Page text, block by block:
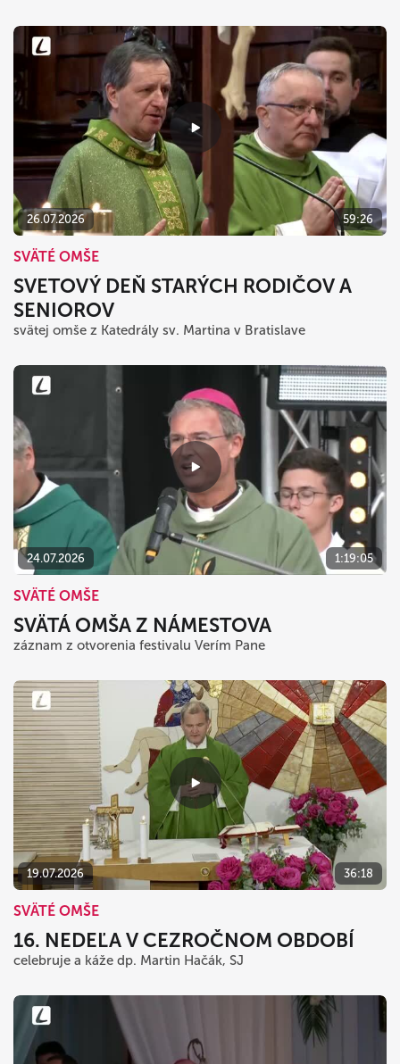
26.07.2026 59:26
SVÄTÉ OMŠE
SVETOVÝ DEŇ STARÝCH RODIČOV A
SENIOROV
svätej omše z Katedrály sv. Martina v Bratislave
24.07.2026 1:19:05
SVÄTÉ OMŠE
SVÄTÁ OMŠA Z NÁMESTOVA
záznam z otvorenia festivalu Verím Pane
19.07.2026 36:18
SVÄTÉ OMŠE
16. NEDEĽA V CEZROČNOM OBDOBÍ
celebruje a káže dp. Martin Hačák, SJ